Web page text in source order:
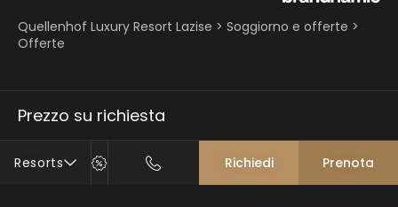
Resorts Richiedi Prenota
Prezzo su richiesta
Quellenhof Luxury Resort Lazise > Soggiorno e offerte >
Offerte